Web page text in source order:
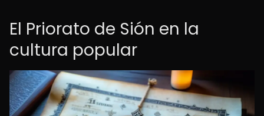
El Priorato de Sión en la
cultura popular